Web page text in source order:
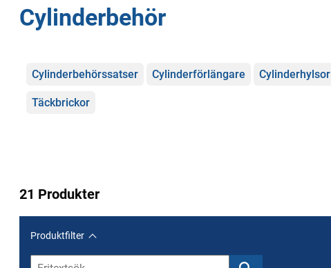
Cylinderbehör
Kategorier
Cylinderbehörssatser Cylinderförlängare Cylinderhylsor
Täckbrickor
21 Produkter
Produktfilter